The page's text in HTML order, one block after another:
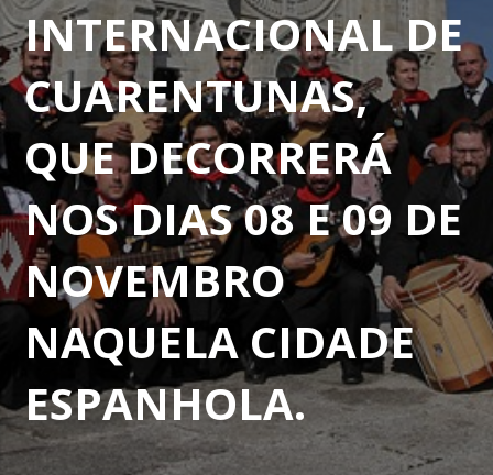
INTERNACIONAL DE
CUARENTUNAS,
QUE DECORRERÁ
NOS DIAS 08 E 09 DE
NOVEMBRO
NAQUELA CIDADE
ESPANHOLA.